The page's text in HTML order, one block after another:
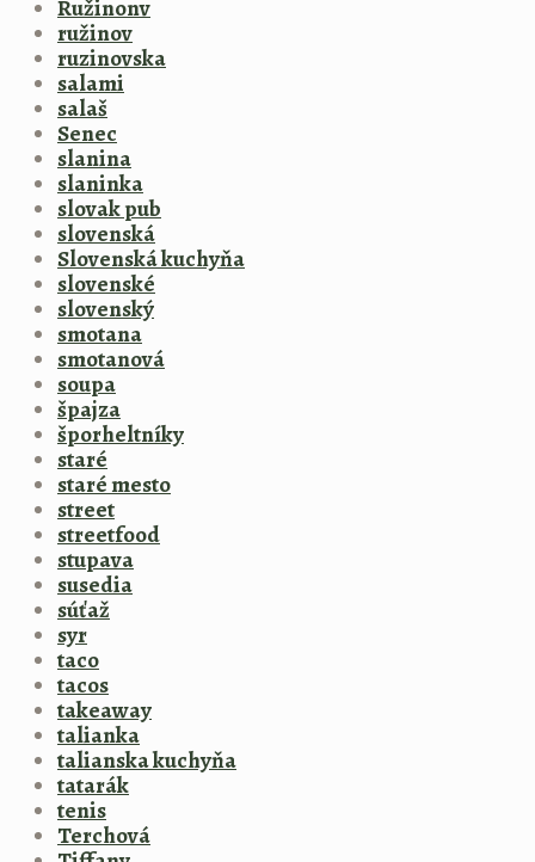
Ružinonv
ružinov
ruzinovska
salami
salaš
Senec
slanina
slaninka
slovak pub
slovenská
Slovenská kuchyňa
slovenské
slovenský
smotana
smotanová
soupa
špajza
šporheltníky
staré
staré mesto
street
streetfood
stupava
susedia
súťaž
syr
taco
tacos
takeaway
talianka
talianska kuchyňa
tatarák
tenis
Terchová